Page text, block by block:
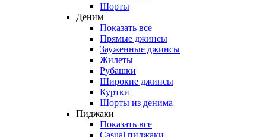
Шорты
Деним
Показать все
Прямые джинсы
Зауженные джинсы
Жилеты
Рубашки
Широкие джинсы
Куртки
Шорты из денима
Пиджаки
Показать все
Casual пиджаки